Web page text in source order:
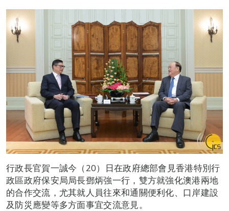
行政長官賀一誠今（20）日在政府總部會見香港特別行
政區政府保安局局長鄧炳強一行，雙方就強化澳港兩地
的合作交流，尤其就人員往來和通關便利化、口岸建設
及防災應變等多方面事宜交流意見。